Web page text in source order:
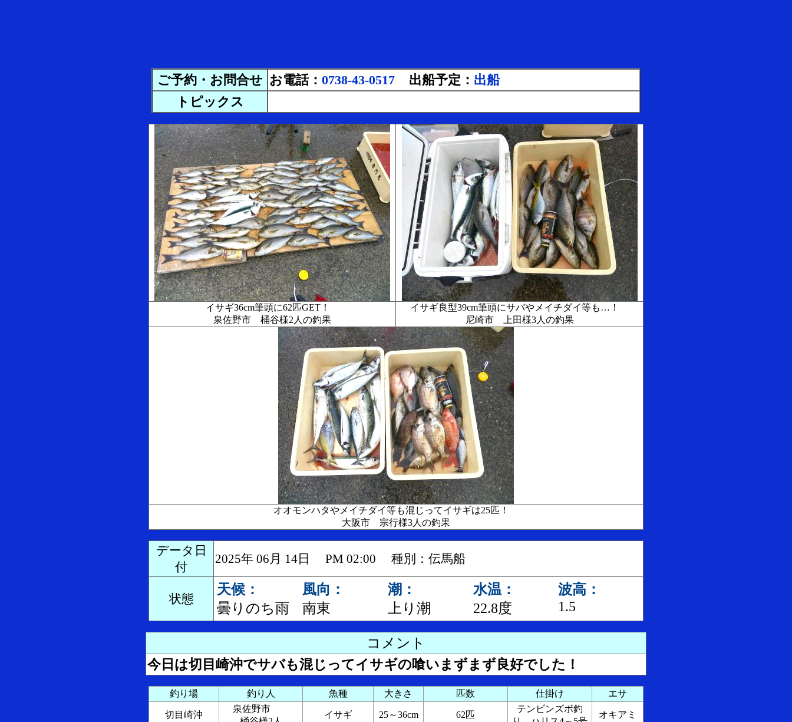
ご予約・お問合せ お電話： 0738-43-0517 出船予定： 出船
トピックス
イサギ36cm筆頭に62匹GET！
泉佐野市 桶谷様2人の釣果
イサギ良型39cm筆頭にサバやメイチダイ等も…！
尼崎市 上田様3人の釣果
オオモンハタやメイチダイ等も混じってイサギは25匹！
大阪市 宗行様3人の釣果
データ日
付
2025年 06月 14日 PM 02:00 種別：伝馬船
状態
天候：
曇りのち雨
風向：
南東
潮：
上り潮
水温：
22.8度
波高：
1.5
コメント
今日は切目崎沖でサバも混じってイサギの喰いまずまず良好でした！
釣り場 釣り人 魚種 大きさ 匹数 仕掛け エサ
切目崎沖
泉佐野市
イサギ 25～36cm 62匹
テンビンズボ釣
オキアミ